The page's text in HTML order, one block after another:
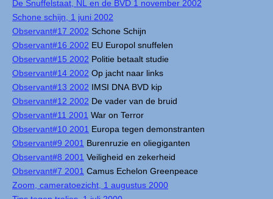
De Snuffelstaat, NL en de BVD 1 november 2002
Schone schijn, 1 juni 2002
Observant#17 2002 Schone Schijn
Observant#16 2002 EU Europol snuffelen
Observant#15 2002 Politie betaalt studie
Observant#14 2002 Op jacht naar links
Observant#13 2002 IMSI DNA BVD kip
Observant#12 2002 De vader van de bruid
Observant#11 2001 War on Terror
Observant#10 2001 Europa tegen demonstranten
Observant#9 2001 Burenruzie en oliegiganten
Observant#8 2001 Veiligheid en zekerheid
Observant#7 2001 Camus Echelon Greenpeace
Zoom, cameratoezicht, 1 augustus 2000